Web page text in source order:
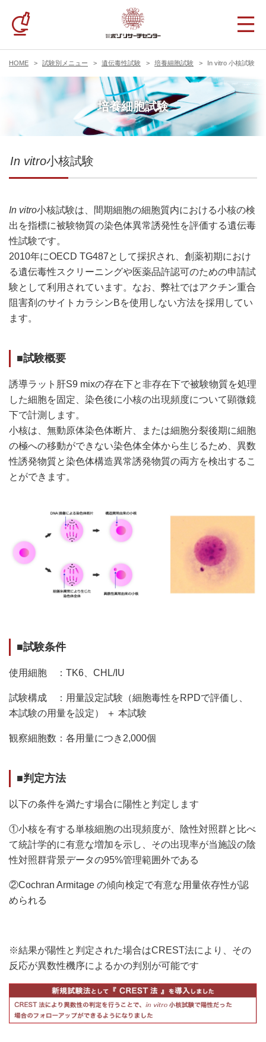
HOME 試験別メニュー 遺伝毒性試験 培養細胞試験 In vitro 小核試験
培養細胞試験
In vitro小核試験
In vitro小核試験は、間期細胞の細胞質内における小核の検
出を指標に被験物質の染色体異常誘発性を評価する遺伝毒
性試験です。
2010年にOECD TG487として採択され、創薬初期におけ
る遺伝毒性スクリーニングや医薬品許認可のための申請試
験として利用されています。なお、弊社ではアクチン重合
阻害剤のサイトカラシンBを使用しない方法を採用してい
ます。
■試験概要
誘導ラット肝S9 mixの存在下と非存在下で被験物質を処理
した細胞を固定、染色後に小核の出現頻度について顕微鏡
下で計測します。
小核は、無動原体染色体断片、または細胞分裂後期に細胞
の極への移動ができない染色体全体から生じるため、異数
性誘発物質と染色体構造異常誘発物質の両方を検出するこ
とができます。
■試験条件
使用細胞 ：TK6、CHL/IU
試験構成 ：用量設定試験（細胞毒性をRPDで評価し、
本試験の用量を設定） ＋ 本試験
観察細胞数：各用量につき2,000個
■判定方法
以下の条件を満たす場合に陽性と判定します
①小核を有する単核細胞の出現頻度が、陰性対照群と比べ
て統計学的に有意な増加を示し、その出現率が当施設の陰
性対照群背景データの95%管理範囲外である
②Cochran Armitage の傾向検定で有意な用量依存性が認
められる
※結果が陽性と判定された場合はCREST法により、その
反応が異数性機序によるかの判別が可能です